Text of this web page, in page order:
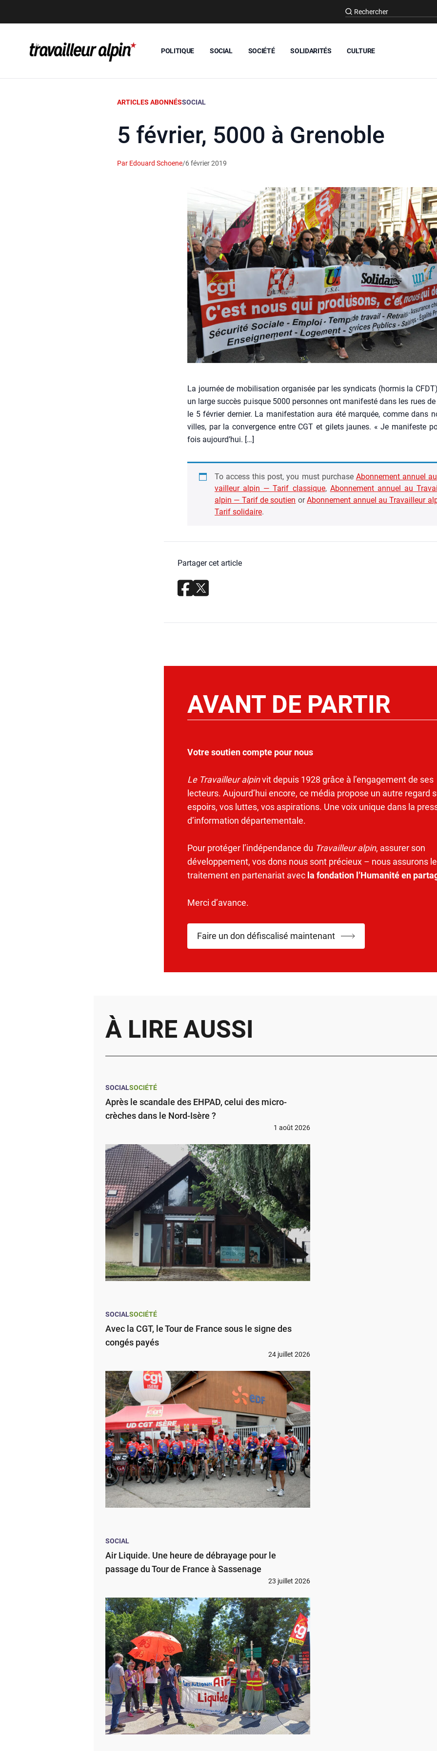
POLITIQUE SOCIAL SOCIÉTÉ SOLIDARITÉS CULTURE
ARTICLES ABONNÉSSOCIAL
5 février, 5000 à Grenoble
Par Edouard Schoene/6 février 2019
La jour­née de mobi­li­sa­tion orga­ni­sée par les syn­di­cats (hor­mis la
un large suc­cès puisque 5000 per­sonnes ont mani­fes­té dans les rues de
le 5 février der­nier. La mani­fes­ta­tion aura été mar­quée, comme dans
villes, par la conver­gence entre CGT et gilets jaunes. « Je mani­feste
fois aujourd’­hui. […]
To access this post, you must pur­chase Abon­ne­ment annuel
vailleur alpin — Tarif clas­sique, Abon­ne­ment annuel au
alpin — Tarif de sou­tien orAbon­ne­ment annuel au Tra­vailleur
Tarif soli­daire.
Partager cet article
AVANT DE PARTIR
Votre soutien compte pour nous
Le Travailleur alpinvit depuis 1928 grâce à l’engagement de ses
lecteurs. Aujourd’hui encore, ce média propose un autre regard
espoirs, vos luttes, vos aspirations. Une voix unique dans la
d’information départementale.
Pour protéger l’indépendance du Travailleur alpin, assurer son
développement, vos dons nous sont précieux – nous assurons
traitement en partenariat avec la fondation l’Humanité en
Merci d’avance.
Faire un don défiscalisé maintenant
À LIRE AUSSI
SOCIALSOCIÉTÉ
Après le scandale des EHPAD, celui des micro-
crèches dans le Nord-Isère ?
1 août 2026
SOCIALSOCIÉTÉ
Avec la CGT, le Tour de France sous le signe des
congés payés
24 juillet 2026
SOCIAL
Air Liquide. Une heure de débrayage pour le
passage du Tour de France à Sassenage
23 juillet 2026